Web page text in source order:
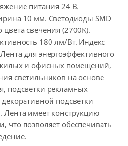
питания 24 В,
10 мм. Светодиоды SMD
свечения (2700K).
180 лм/Вт. Индекс
для энергоэффективного
и офисных помещений,
светильников на основе
подсветки рекламных
подсветки
имеет конструкцию
что позволяет обеспечивать